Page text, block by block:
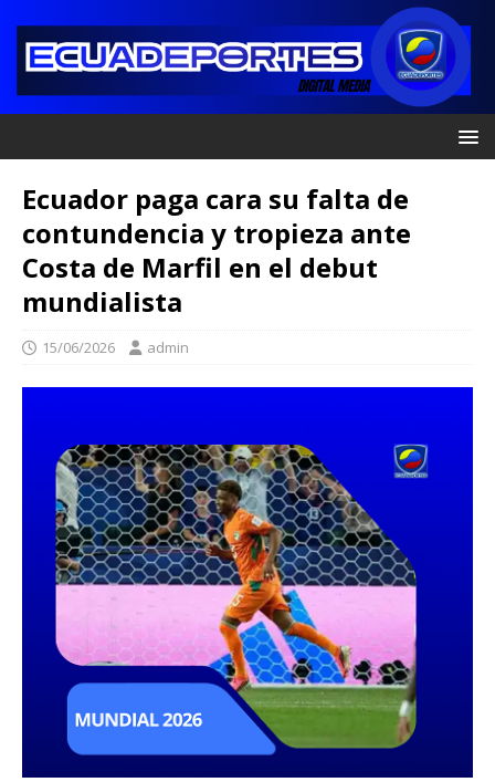
Ecuador paga cara su falta de
contundencia y tropieza ante
Costa de Marfil en el debut
mundialista
15/06/2026 admin